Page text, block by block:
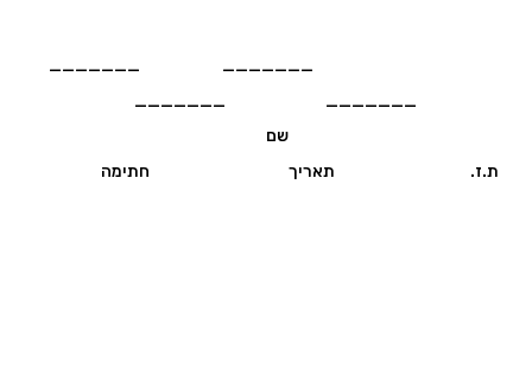
_______ _______
_______ _______
שם
ת.ז. תאריך חתימה